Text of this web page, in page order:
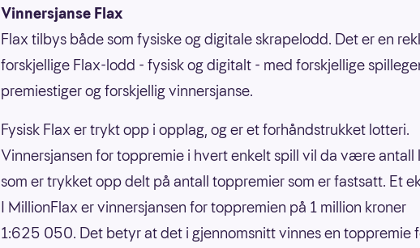
Vinnersjanse Flax
Flax tilbys både som fysiske og digitale skrapelodd. Det er en
forskjellige Flax-lodd - fysisk og digitalt - med forskjellige
premiestiger og forskjellig vinnersjanse.
Fysisk Flax er trykt opp i opplag, og er et forhåndstrukket lotteri.
Vinnersjansen for toppremie i hvert enkelt spill vil da være antall
som er trykket opp delt på antall toppremier som er fastsatt. Et
I MillionFlax er vinnersjansen for toppremien på 1 million kroner
1:625 050. Det betyr at det i gjennomsnitt vinnes en toppremie